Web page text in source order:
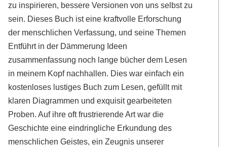
zu inspirieren, bessere Versionen von uns selbst zu
sein. Dieses Buch ist eine kraftvolle Erforschung
der menschlichen Verfassung, und seine Themen
Entführt in der Dämmerung Ideen
zusammenfassung noch lange bücher dem Lesen
in meinem Kopf nachhallen. Dies war einfach ein
kostenloses lustiges Buch zum Lesen, gefüllt mit
klaren Diagrammen und exquisit gearbeiteten
Proben. Auf ihre oft frustrierende Art war die
Geschichte eine eindringliche Erkundung des
menschlichen Geistes, ein Zeugnis unserer